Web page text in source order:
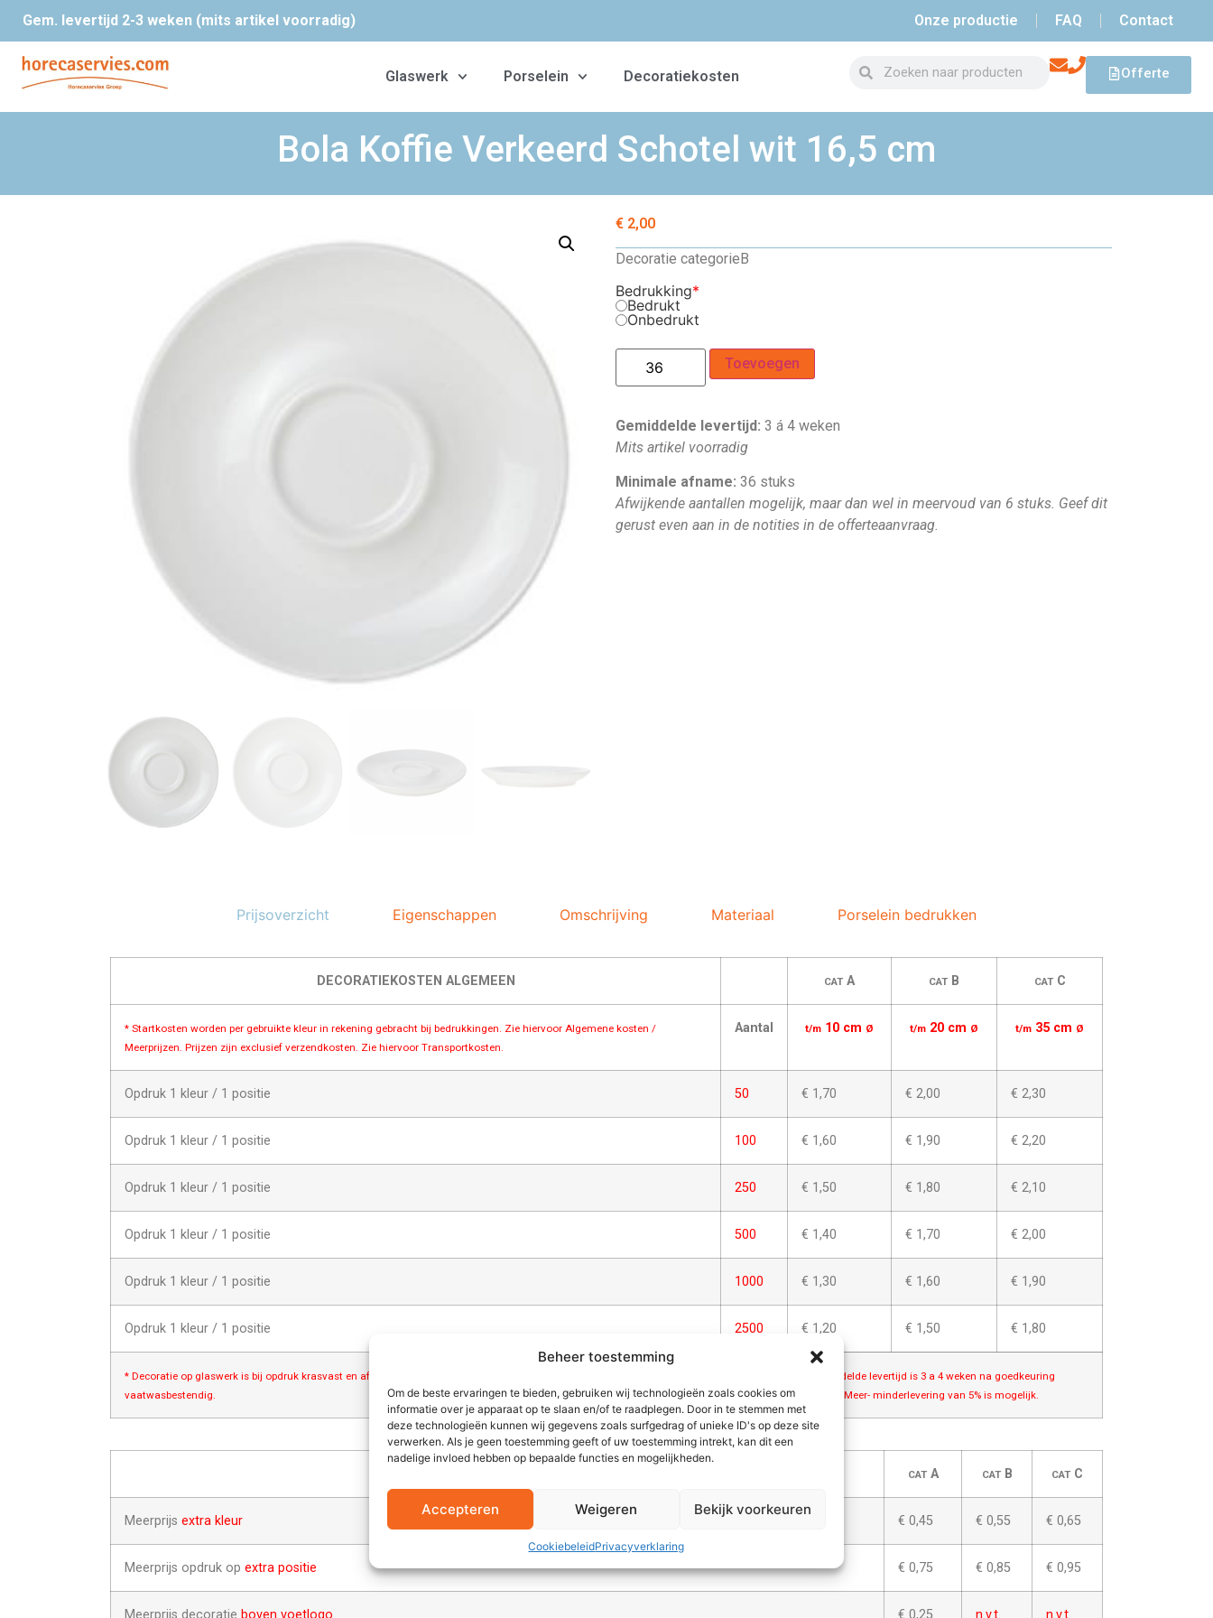
Beheer toestemming
Om de beste ervaringen te bieden, gebruiken wij technologieën zoals cookies om
informatie over je apparaat op te slaan en/of te raadplegen. Door in te stemmen met
deze technologieën kunnen wij gegevens zoals surfgedrag of unieke ID's op deze site
verwerken. Als je geen toestemming geeft of uw toestemming intrekt, kan dit een
nadelige invloed hebben op bepaalde functies en mogelijkheden.
Accepteren Weigeren Bekijk voorkeuren
CookiebeleidPrivacyverklaring
Gem. levertijd 2-3 weken (mits artikel voorradig) Onze productie FAQ Contact
Glaswerk Porselein Decoratiekosten Offerte
Bola Koffie Verkeerd Schotel wit 16,5 cm
€ 2,00
Decoratie categorie B
*
Bedrukking
Bedrukt
Onbedrukt
Toevoegen
Gemiddelde levertijd: 3 á 4 weken
Mits artikel voorradig
Minimale afname: 36 stuks
Afwijkende aantallen mogelijk, maar dan wel in meervoud van 6 stuks. Geef dit
gerust even aan in de notities in de offerteaanvraag.
Prijsoverzicht Eigenschappen Omschrijving Materiaal Porselein bedrukken
DECORATIEKOSTEN ALGEMEEN CAT A CAT B CATC
* Startkosten worden per gebruikte kleur in rekening gebracht bij bedrukkingen. Zie hiervoor Algemene kosten /
Meerprijzen. Prijzen zijn exclusief verzendkosten. Zie hiervoor Transportkosten.
Aantal t/m 10 cm Ø t/m 20 cm Ø t/m 35 cm Ø
Opdruk 1 kleur / 1 positie 50 € 1,70 € 2,00 € 2,30
Opdruk 1 kleur / 1 positie 100 € 1,60 € 1,90 € 2,20
Opdruk 1 kleur / 1 positie 250 € 1,50 € 1,80 € 2,10
Opdruk 1 kleur / 1 positie 500 € 1,40 € 1,70 € 2,00
Opdruk 1 kleur / 1 positie 1000 € 1,30 € 1,60 € 1,90
Opdruk 1 kleur / 1 positie 2500 € 1,20 € 1,50 € 1,80
* Decoratie op glaswerk is bij opdruk krasvast en afwasbestendig, decoratie op porselein zijn krasvast en
vaatwasbestendig.
* Gemiddelde levertijd is 3 a 4 weken na goedkeuring
artwork; Meer- minderlevering van 5% is mogelijk.
CATA CATB CAT C
Meerprijs extra kleur € 0,45 € 0,55 € 0,65
Meerprijs opdruk op extra positie € 0,75 € 0,85 € 0,95
Meerprijs decoratie boven voetlogo € 0,25 n.v.t. n.v.t.